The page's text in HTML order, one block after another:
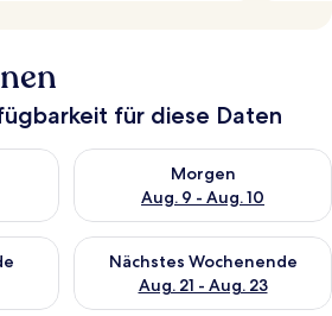
für diese Daten
für heute Nacht, Aug. 8 - Aug. 9.
Morgen
Aug. 9 - Aug. 10
Überprüfe die Verfügbarkeit
für dieses Wochenende, Aug. 14
Nächstes Wochenende
Aug. 21 - Aug. 23
Überprüfe die Verfügbarkeit